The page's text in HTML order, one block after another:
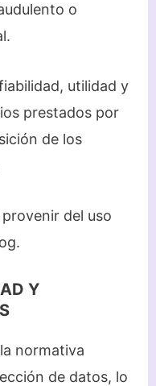
o
utilidad y
prestados por
de los
del uso
Y
normativa
de datos, lo